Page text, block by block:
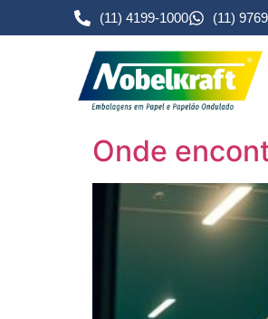
(11) 4199-1000 (11)
Onde